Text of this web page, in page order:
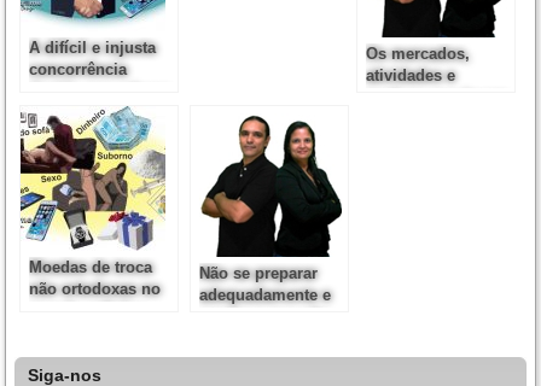
A difícil e injusta
concorrência
e moedas de troca
não ortodoxas
Os mercados,
atividades e
Moedas de troca
não ortodoxas no
Não se preparar
adequadamente e
Siga-nos